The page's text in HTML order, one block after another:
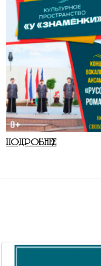
ПОДРОБНЕЕ